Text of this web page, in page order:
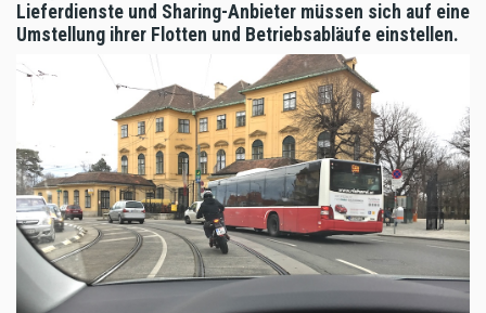
Lieferdienste und Sharing-Anbieter müssen sich auf eine
Umstellung ihrer Flotten und Betriebsabläufe einstellen.